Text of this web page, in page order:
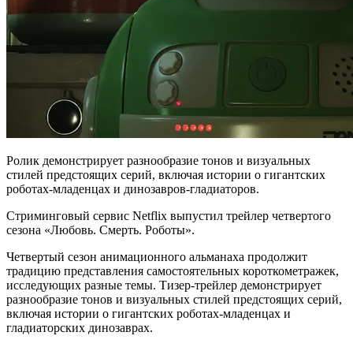
Ролик демонстрирует разнообразие тонов и визуальных
стилей предстоящих серий, включая истории о гигантских
роботах-младенцах и динозавров-гладиаторов.
Стриминговый сервис Netflix выпустил трейлер четвертого
сезона «Любовь. Смерть. Роботы».
Четвертый сезон анимационного альманаха продолжит
традицию представления самостоятельных короткометражек,
исследующих разные темы. Тизер-трейлер демонстрирует
разнообразие тонов и визуальных стилей предстоящих серий,
включая истории о гигантских роботах-младенцах и
гладиаторских динозаврах.